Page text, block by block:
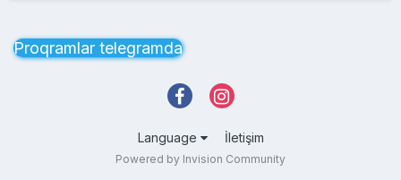
Proqramlar telegramda
Language İletişim
Powered by Invision Community